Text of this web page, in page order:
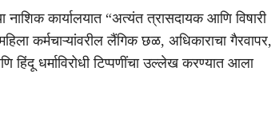
कार्यालयात “अत्यंत त्रासदायक आणि विषारी
कर्मचाऱ्यांवरील लैंगिक छळ, अधिकाराचा गैरवापर,
हिंदू धर्माविरोधी टिप्पणींचा उल्लेख करण्यात आला